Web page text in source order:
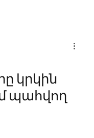
կրկին
պահվող